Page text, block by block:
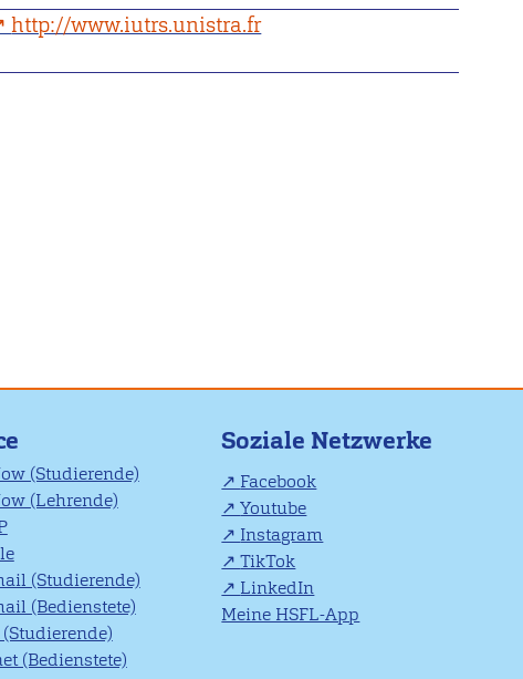
http://www.iutrs.unistra.fr
(Studierende)
(Lehrende)
(Studierende)
(Bedienstete)
(Bedienstete)
Soziale Netzwerke
Facebook
Youtube
Instagram
TikTok
LinkedIn
Meine HSFL-App